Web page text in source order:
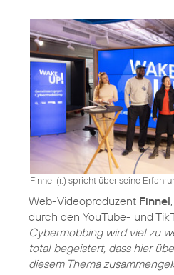
Finnel (r.) spricht über seine
Web-Videoproduzent Finnel
durch den YouTube- und
Cybermobbing wird viel zu
total begeistert, dass hier
diesem Thema